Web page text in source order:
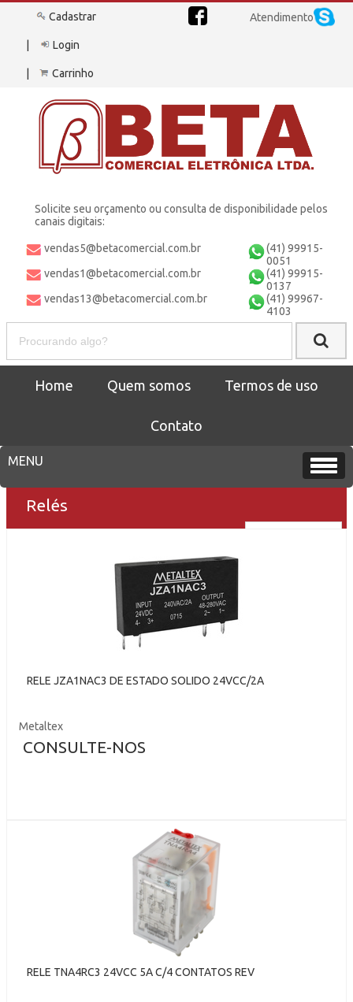
Cadastrar
Login
Carrinho
Atendimento
Solicite seu orçamento ou consulta de disponibilidade pelos
canais digitais:
(41) 99915-
0051
vendas5@betacomercial.com.br
(41) 99915-
0137
vendas1@betacomercial.com.br
(41) 99967-
4103
vendas13@betacomercial.com.br
Home Quem somos Termos de uso
Contato
Relés
RELE JZA1NAC3 DE ESTADO SOLIDO 24VCC/2A
Metaltex
CONSULTE-NOS
RELE TNA4RC3 24VCC 5A C/4 CONTATOS REV